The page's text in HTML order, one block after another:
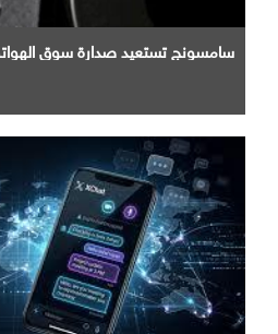
سامسونج تستعيد صدارة سوق